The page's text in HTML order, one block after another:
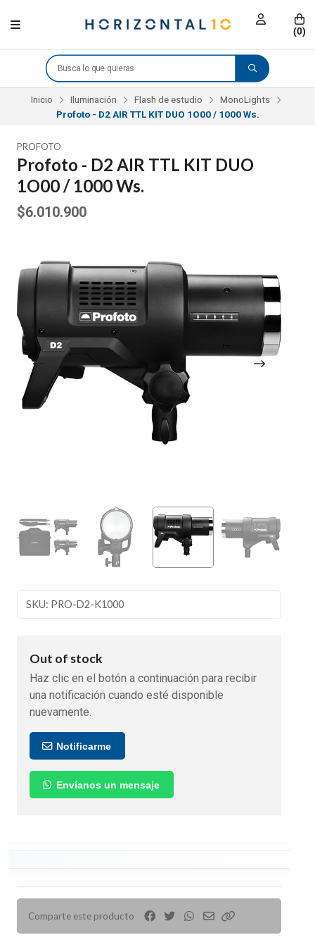
(0)
Inicio Iluminación Flash de estudio
MonoLights
Profoto - D2 AIR TTL KIT DUO 1O00 / 1000 Ws.
PROFOTO
Profoto - D2 AIR TTL KIT DUO
1O00 / 1000 Ws.
$6.010.900
SKU: PRO-D2-K1000
Out of stock
Haz clic en el botón a continuación para recibir
una notificación cuando esté disponible
nuevamente.
Notificarme
Envíanos un mensaje
Comparte este producto